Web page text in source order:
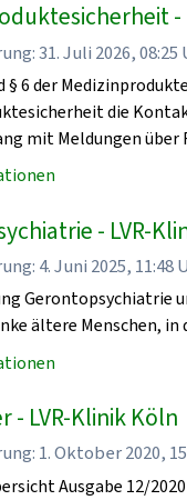
-
31. Juli 2026, 08:25
§ 6 der
die
mit Meldungen über
- LVR-
4. Juni 2025, 11:48
Gerontopsychiatrie
ältere Menschen, in
- LVR-Klinik Köln
1. Oktober 2020,
Ausgabe 12/2020